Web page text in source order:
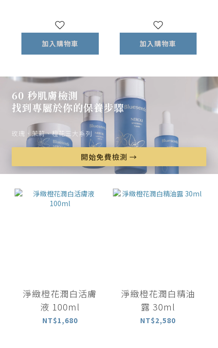
加入購物車 加入購物車
60 秒肌膚檢測
找到專屬於你的保養步驟
玫瑰、茉莉、橙花三大系列
開始免費檢測 →
淨緻橙花潤白活膚
液 100ml
NT$1,680
淨緻橙花潤白精油
露 30ml
NT$2,580